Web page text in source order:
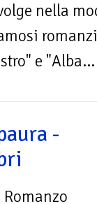
nella
e "Alba...
-
| Romanzo